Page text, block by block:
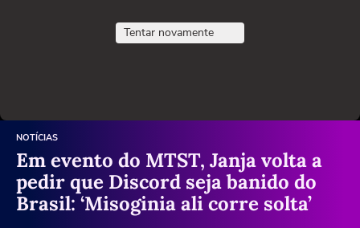
Tentar novamente
NOTÍCIAS
Em evento do MTST, Janja volta a
pedir que Discord seja banido do
Brasil: ‘Misoginia ali corre solta’